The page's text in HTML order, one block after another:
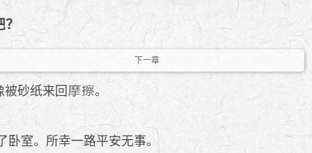
下一章
被砂纸来回 。
卧室。所幸一路平安无事。